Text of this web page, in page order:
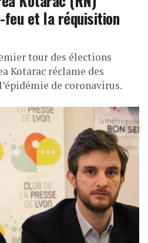
feu et la réquisition
tour des élections
Kotarac réclame des
de coronavirus.